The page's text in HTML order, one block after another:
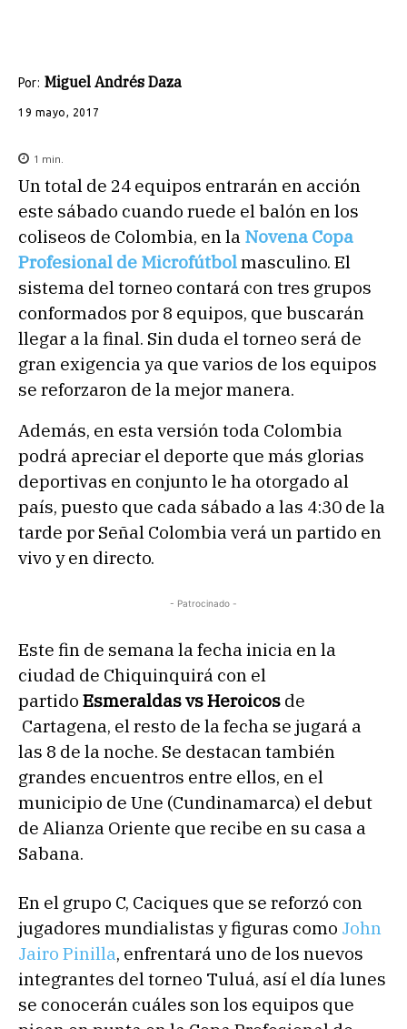
Por: Miguel Andrés Daza
19 mayo, 2017
1 min.
Un total de 24 equipos entrarán en acción
este sábado cuando ruede el balón en los
coliseos de Colombia, en la Novena Copa
Profesional de Microfútbolmasculino. El
sistema del torneo contará con tres grupos
conformados por 8 equipos, que buscarán
llegar a la final. Sin duda el torneo será de
gran exigencia ya que varios de los equipos
se reforzaron de la mejor manera.
Además, en esta versión toda Colombia
podrá apreciar el deporte que más glorias
deportivas en conjunto le ha otorgado al
país, puesto que cada sábado a las 4:30 de la
tarde por Señal Colombia verá un partido en
vivo y en directo.
- Patrocinado -
Este fin de semana la fecha inicia en la
ciudad de Chiquinquirá con el
partido Esmeraldas vs Heroicos de
Cartagena, el resto de la fecha se jugará a
las 8 de la noche. Se destacan también
grandes encuentros entre ellos, en el
municipio de Une (Cundinamarca) el debut
de Alianza Oriente que recibe en su casa a
Sabana.
En el grupo C, Caciques que se reforzó con
jugadores mundialistas y figuras como John
Jairo Pinilla, enfrentará uno de los nuevos
integrantes del torneo Tuluá, así el día lunes
se conocerán cuáles son los equipos que